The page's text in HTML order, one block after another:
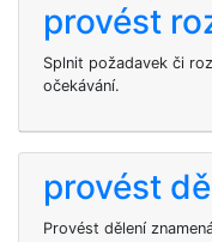
provést
Splnit požadavek či
očekávání.
provést
Provést dělení